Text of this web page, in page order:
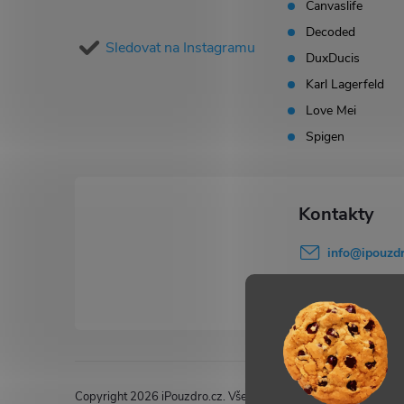
Sledovat na Instagramu
Canvaslife
Decoded
DuxDucis
Karl Lagerfeld
Love Mei
Spigen
info@
Copyright 2026 iPouzdro.cz. Všechna práva vyhrazena.